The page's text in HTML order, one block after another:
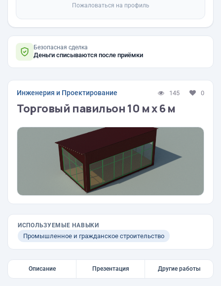
Пожаловаться на профиль
Безопасная сделка
Деньги списываются после приёмки
Инженерия и Проектирование 145 0
Торговый павильон 10 м х 6 м
ИСПОЛЬЗУЕМЫЕ НАВЫКИ
Промышленное и гражданское строительство
Описание Презентация Другие работы